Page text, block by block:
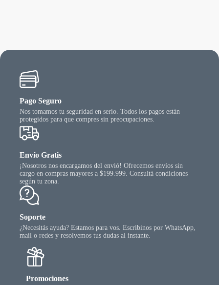
Pago Seguro
Nos tomamos tu seguridad en serio. Todos los pagos están
protegidos para que compres sin preocupaciones.
Envío Gratis
¡Nosotros nos encargamos del envió! Ofrecemos envíos sin
cargo en compras mayores a $199.999. Consultá condiciones
según tu zona.
Soporte
¿Necesitás ayuda? Estamos para vos. Escribinos por WhatsApp,
mail o redes y resolvemos tus dudas al instante.
Promociones